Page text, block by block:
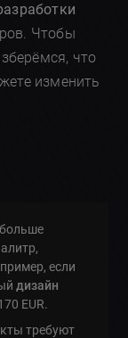
Чтобы
что
изменить
если
дизайн
EUR.
требуют